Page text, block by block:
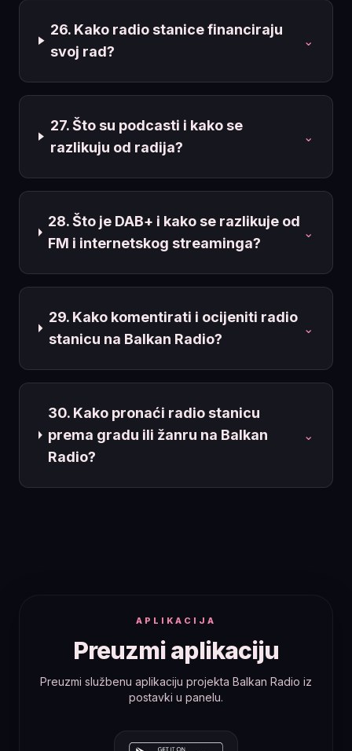
26. Kako radio stanice financiraju
svoj rad?
⌄
27. Što su podcasti i kako se
razlikuju od radija?
⌄
28. Što je DAB+ i kako se razlikuje od
FM i internetskog streaminga?
⌄
29. Kako komentirati i ocijeniti radio
stanicu na Balkan Radio?
⌄
30. Kako pronaći radio stanicu
prema gradu ili žanru na Balkan
Radio?
⌄
APLIKACIJA
Preuzmi aplikaciju
Preuzmi službenu aplikaciju projekta Balkan Radio iz
postavki u panelu.